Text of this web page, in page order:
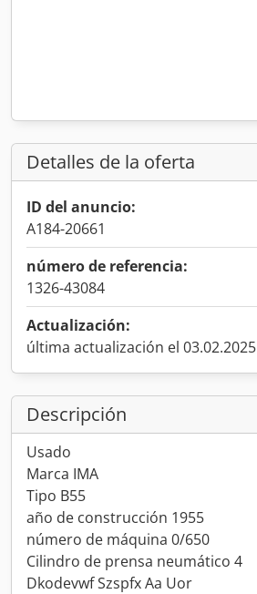
Detalles de la oferta
ID del anuncio:
A184-20661
número de referencia:
1326-43084
Actualización:
última actualización el 03.02.2025
Descripción
Usado
Marca IMA
Tipo B55
año de construcción 1955
número de máquina 0/650
Cilindro de prensa neumático 4
Dkodevwf Szspfx Aa Uor